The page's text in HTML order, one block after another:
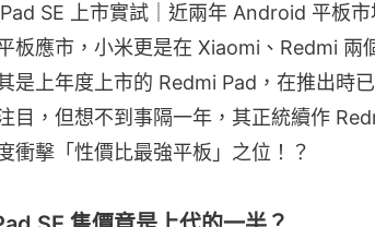
SE 上市實試｜近兩年 Android 平板
板應市，小米更是在 Xiaomi、Redmi 兩
是上年度上市的 Redmi Pad，在推出時
目，但想不到事隔一年，其正統續作
衝擊「性價比最強平板」之位！？